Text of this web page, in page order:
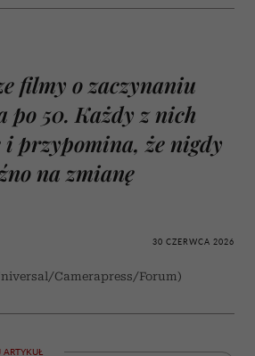
zdradził, co mówi
dzieciom, gdy się
nudzą. Wielu rodziców
będzie zaskoczonych
filmy o zaczynaniu
po 50. Każdy z nich